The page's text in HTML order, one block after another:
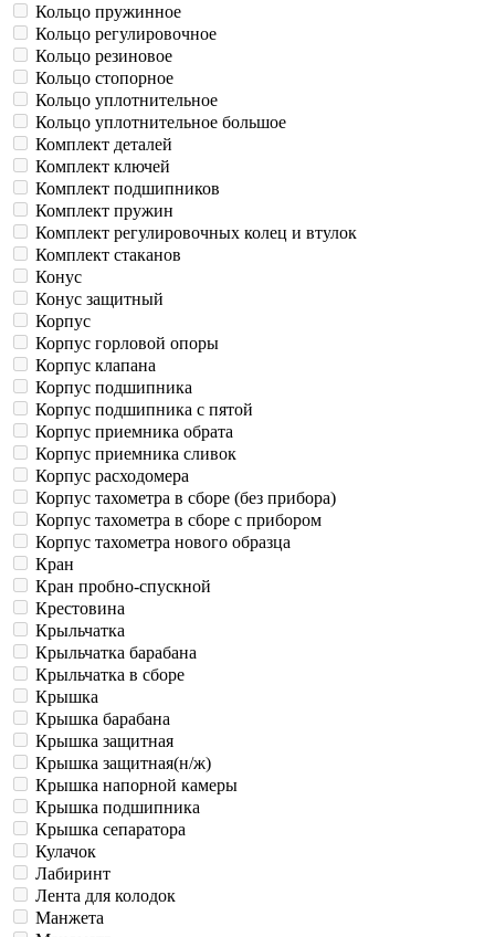
Кольцо пружинное
Кольцо регулировочное
Кольцо резиновое
Кольцо стопорное
Кольцо уплотнительное
Кольцо уплотнительное большое
Комплект деталей
Комплект ключей
Комплект подшипников
Комплект пружин
Комплект регулировочных колец и втулок
Комплект стаканов
Конус
Конус защитный
Корпус
Корпус горловой опоры
Корпус клапана
Корпус подшипника
Корпус подшипника с пятой
Корпус приемника обрата
Корпус приемника сливок
Корпус расходомера
Корпус тахометра в сборе (без прибора)
Корпус тахометра в сборе с прибором
Корпус тахометра нового образца
Кран
Кран пробно-спускной
Крестовина
Крыльчатка
Крыльчатка барабана
Крыльчатка в сборе
Крышка
Крышка барабана
Крышка защитная
Крышка защитная(н/ж)
Крышка напорной камеры
Крышка подшипника
Крышка сепаратора
Кулачок
Лабиринт
Лента для колодок
Манжета